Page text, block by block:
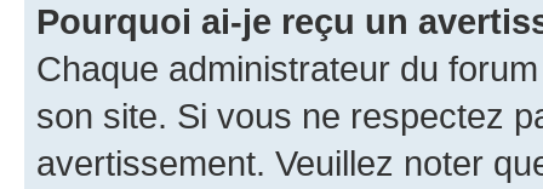
Pourquoi ai-je reçu un
Chaque administrateur du
son site. Si vous ne respectez
avertissement. Veuillez noter